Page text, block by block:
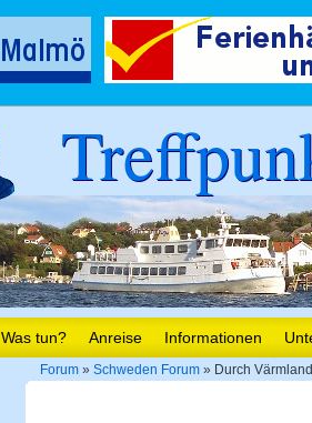
Was tun? Anreise Informationen
Forum » Schweden Forum » Durch